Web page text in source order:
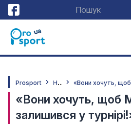
Prosport Н
овини
«Вони хочуть, щоб
залишився у